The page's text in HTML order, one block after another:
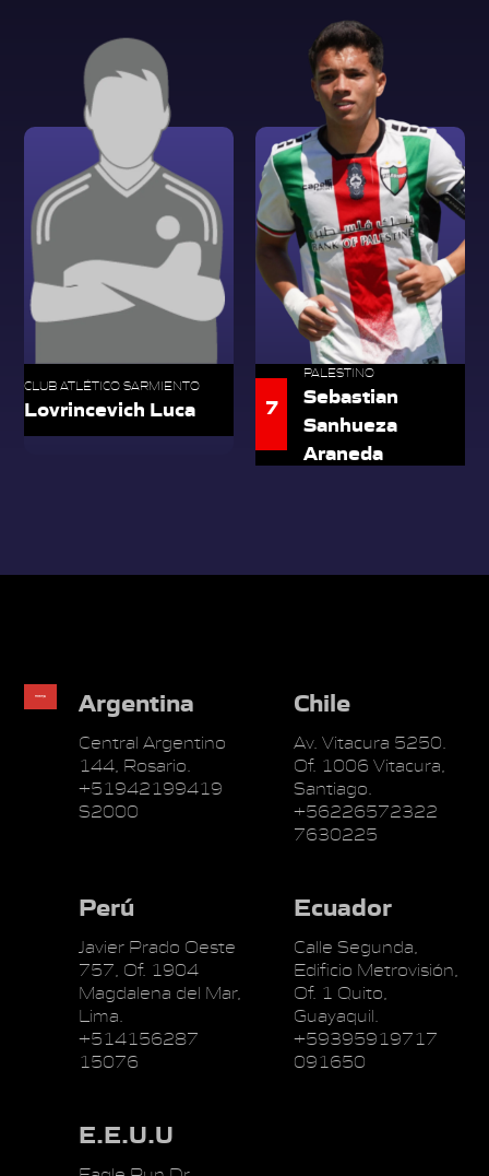
CLUB ATLÉTICO SARMIENTO
Lovrincevich Luca 7
PALESTINO
Sebastian
Sanhueza
Araneda
Argentina
Central Argentino
144, Rosario.
+51942199419
S2000
Chile
Av. Vitacura 5250.
Of. 1006 Vitacura,
Santiago.
+56226572322
7630225
Perú
Javier Prado Oeste
757, Of. 1904
Magdalena del Mar,
Lima.
+514156287
15076
Ecuador
Calle Segunda,
Edificio Metrovisión,
Of. 1 Quito,
Guayaquil.
+59395919717
091650
E.E.U.U